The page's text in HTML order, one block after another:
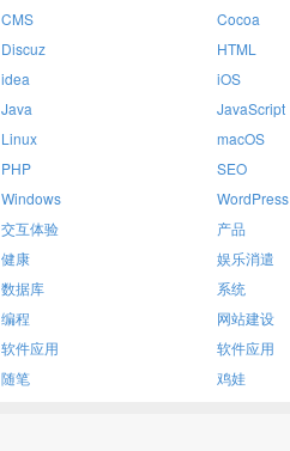
CMS
Cocoa
Discuz
HTML
idea
iOS
Java
JavaScript
Linux
macOS
PHP
SEO
Windows
WordPress
交互体验
产品
健康
娱乐消遣
数据库
系统
编程
网站建设
软件应用
软件应用
随笔
鸡娃